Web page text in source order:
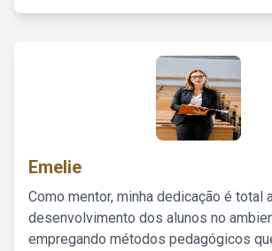
Emelie
Como mentor, minha dedicação é total
desenvolvimento dos alunos no
empregando métodos pedagógicos